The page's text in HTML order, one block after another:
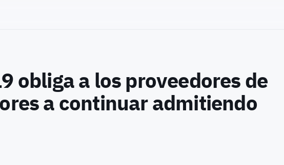
obliga a los proveedores de
a continuar admitiendo